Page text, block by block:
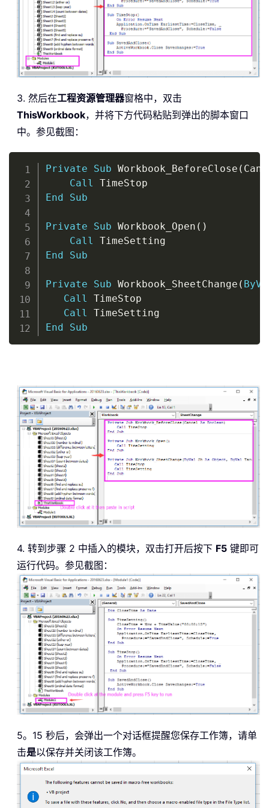
3. 然后在工程资源管理器窗格中，双击
ThisWorkbook，并将下方代码粘贴到弹出的脚本窗口
中。参见截图：
Private Sub Workbook_BeforeClose (
Call
End
Sub
Private Sub Workbook_Open ( )
Call
End
Sub
Private Sub Workbook_SheetChange (
Call TimeStop
Call
End
Sub
Copy
4. 转到步骤 2 中插入的模块，双击打开后按下 F5 键即可
运行代码。参见截图：
5。15 秒后，会弹出一个对话框提醒您保存工作簿，请单
击是以保存并关闭该工作簿。